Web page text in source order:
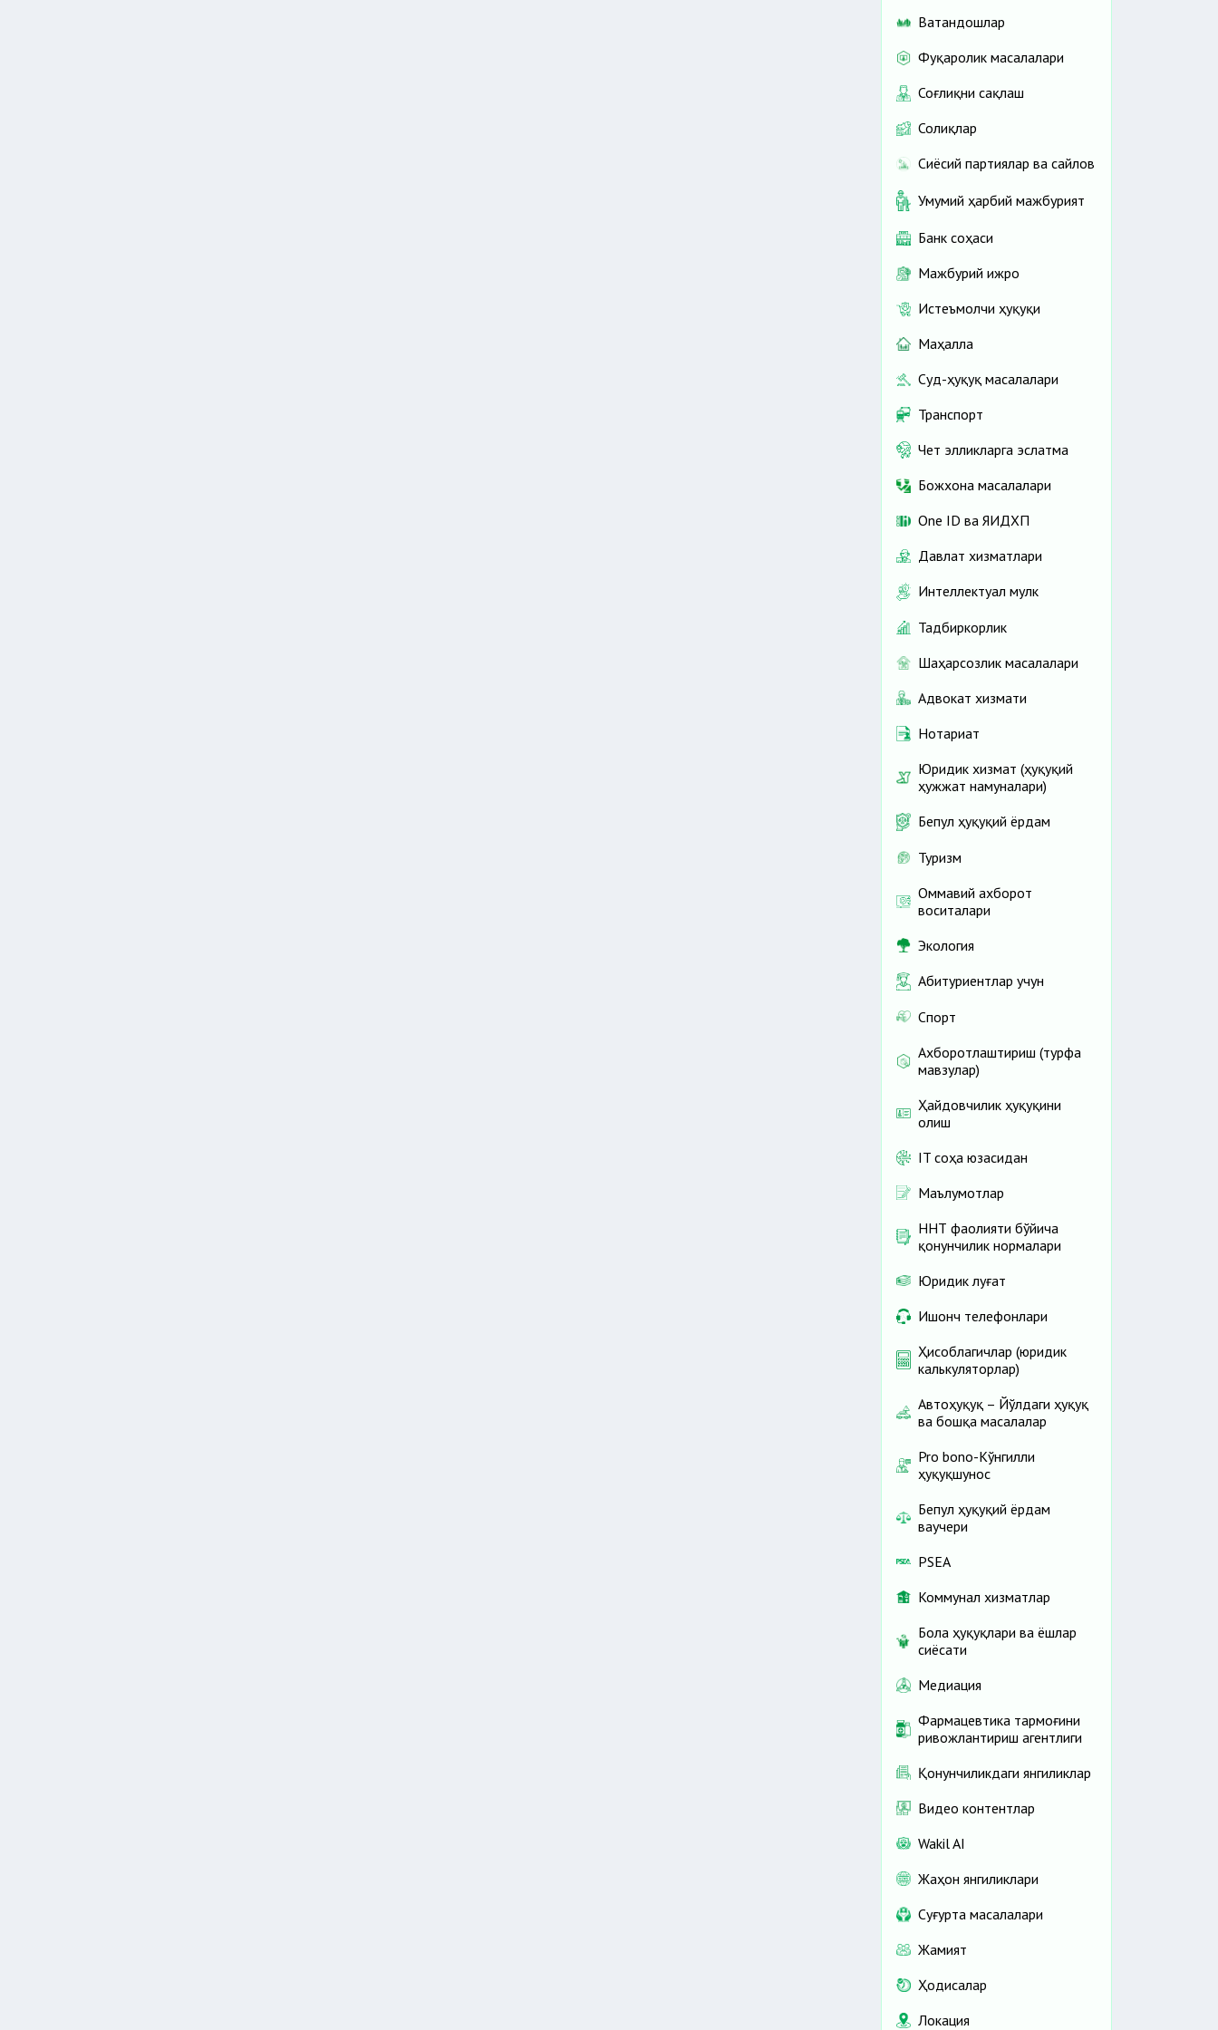
Ватандошлар
Фуқаролик масалалари
Соғлиқни сақлаш
Солиқлар
Сиёсий партиялар ва сайлов
Умумий ҳарбий мажбурият
Банк соҳаси
Мажбурий ижро
Истеъмолчи ҳуқуқи
Маҳалла
Суд-ҳуқуқ масалалари
Транспорт
Чет элликларга эслатма
Божхона масалалари
One ID ва ЯИДХП
Давлат хизматлари
Интеллектуал мулк
Тадбиркорлик
Шаҳарсозлик масалалари
Адвокат хизмати
Нотариат
Юридик хизмат (ҳуқуқий
ҳужжат намуналари)
Бепул ҳуқуқий ёрдам
Туризм
Оммавий ахборот
воситалари
Экология
Абитуриентлар учун
Спорт
Ахборотлаштириш (турфа
мавзулар)
Ҳайдовчилик ҳуқуқини
олиш
IT соҳа юзасидан
Маълумотлар
ННТ фаолияти бўйича
қонунчилик нормалари
Юридик луғат
Ишонч телефонлари
Ҳисоблагичлар (юридик
калькуляторлар)
Автоҳуқуқ – Йўлдаги ҳуқуқ
ва бошқа масалалар
Pro bono-Кўнгилли
ҳуқуқшунос
Бепул ҳуқуқий ёрдам
ваучери
PSEA
Коммунал хизматлар
Бола ҳуқуқлари ва ёшлар
сиёсати
Медиация
Фармацевтика тармоғини
ривожлантириш агентлиги
Қонунчиликдаги янгиликлар
Видео контентлар
Wakil AI
Жаҳон янгиликлари
Cуғурта масалалари
Жамият
Ҳодисалар
Локация